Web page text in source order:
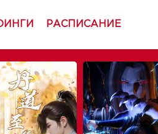
РАСПИСАНИЕ